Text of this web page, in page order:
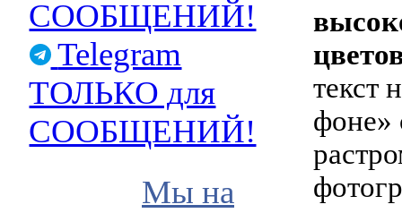
СООБЩЕНИЙ!
Telegram
ТОЛЬКО для
СООБЩЕНИЙ!
Мы на
текст
фоне»